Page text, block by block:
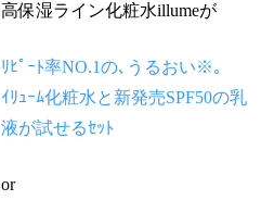
高保湿ライン化粧水illumeが
ﾘﾋﾟｰﾄ率NO.1の､うるおい※｡
ｲﾘｭｰﾑ化粧水と新発売SPF50の乳
液が試せるｾｯﾄ
or